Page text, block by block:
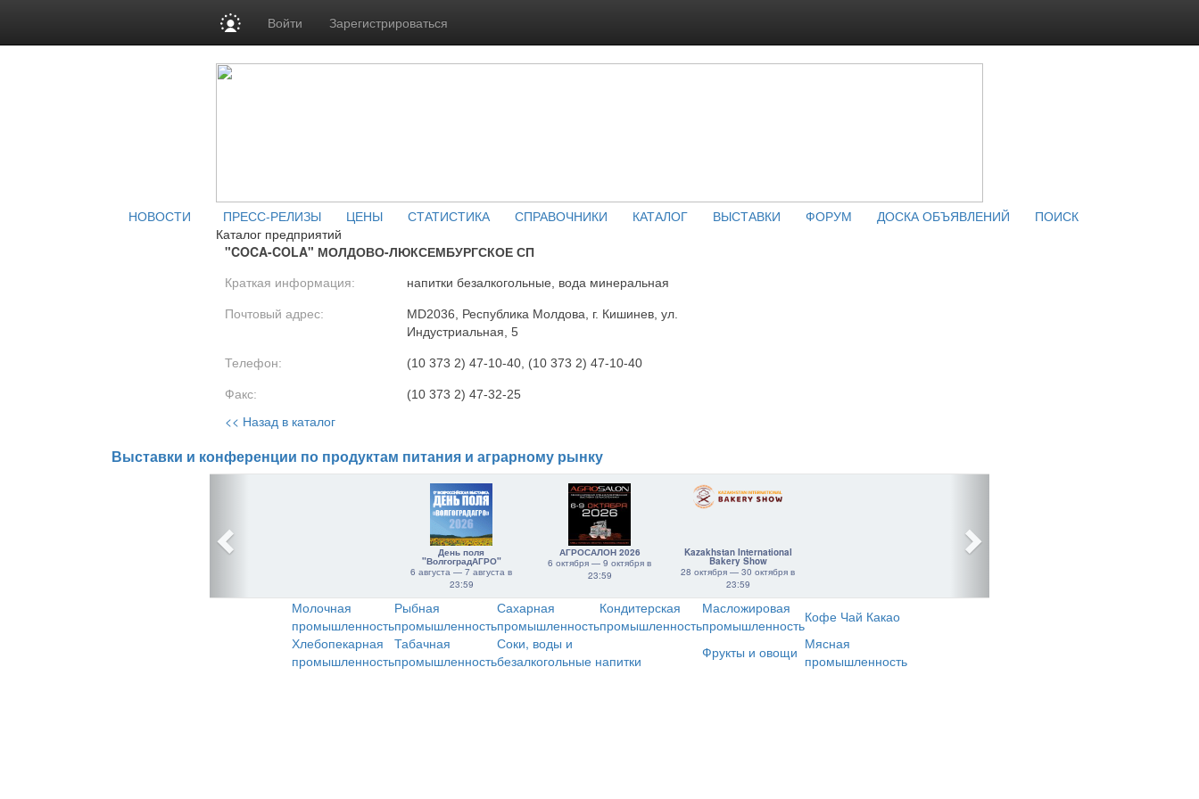
Войти Зарегистрироваться
НОВОСТИ ПРЕСС-РЕЛИЗЫ ЦЕНЫ СТАТИСТИКА СПРАВОЧНИКИ КАТАЛОГ ВЫСТАВКИ ФОРУМ ДОСКА ОБЪЯВЛЕНИЙ
ПОИСК
Каталог предприятий
"COCA-COLA" МОЛДОВО-ЛЮКСЕМБУРГСКОЕ СП
Краткая информация: напитки безалкогольные, вода минеральная
Почтовый адрес:
MD2036, Республика Молдова, г. Кишинев, ул.
Индустриальная, 5
Телефон: (10 373 2) 47-10-40, (10 373 2) 47-10-40
Факс: (10 373 2) 47-32-25
<< Назад в каталог
Выставки и конференции по продуктам питания и аграрному рынку
День поля
"ВолгоградАГРО"
6 августа — 7 августа в
23:59
АГРОСАЛОН 2026
6 октября — 9 октября в
23:59
Kazakhstan International
Bakery Show
28 октября — 30 октября в
23:59
Молочная
промышленность
Рыбная
промышленность
Сахарная
промышленность
Кондитерская
промышленность
Масложировая
промышленностьКофе Чай Какао
Хлебопекарная
промышленность
Табачная
промышленность
Соки, воды и
безалкогольные напитки
Фрукты и овощи Мясная
промышленность